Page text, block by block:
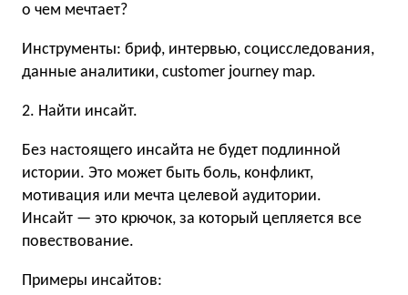
о чем мечтает?
Инструменты: бриф, интервью, социсследования,
данные аналитики, customer journey map.
2. Найти инсайт.
Без настоящего инсайта не будет подлинной
истории. Это может быть боль, конфликт,
мотивация или мечта целевой аудитории.
Инсайт — это крючок, за который цепляется все
повествование.
Примеры инсайтов: